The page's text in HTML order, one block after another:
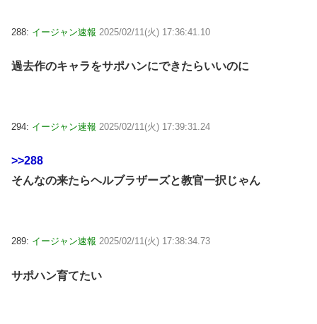
288: イージャン速報 2025/02/11(火) 17:36:41.10
過去作のキャラをサポハンにできたらいいのに
294: イージャン速報 2025/02/11(火) 17:39:31.24
>>288
そんなの来たらヘルブラザーズと教官一択じゃん
289: イージャン速報 2025/02/11(火) 17:38:34.73
サポハン育てたい